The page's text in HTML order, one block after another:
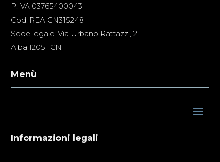
P.IVA 03765400043
Cod. REA CN315248
Sede legale: Via Urbano Rattazzi, 2
Alba 12051 CN
Menù
Informazioni legali